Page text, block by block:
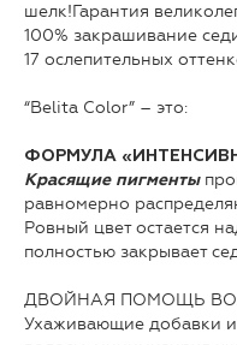
шелк!Гарантия
100% закрашивание
17 ослепительных
“Belita Color” – это:
ФОРМУЛА
Красящие пигменты
равномерно
Ровный цвет остается
полностью закрывает
ДВОЙНАЯ ПОМОЩЬ
Ухаживающие добавки